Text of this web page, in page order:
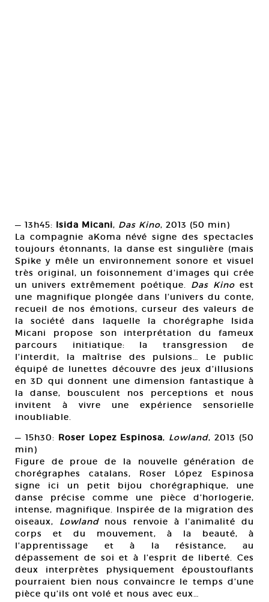
— 13h45: Isida Micani, Das Kino, 2013 (50 min)
La compagnie aKoma névé signe des spectacles
toujours étonnants, la danse est singulière (mais
Spike y mêle un environnement sonore et visuel
très original, un foisonnement d’images qui crée
un univers extrêmement poétique. Das Kino est
une magnifique plongée dans l’univers du conte,
recueil de nos émotions, curseur des valeurs de
la société dans laquelle la chorégraphe Isida
Micani propose son interprétation du fameux
parcours initiatique: la transgression de
l’interdit, la maîtrise des pulsions… Le public
équipé de lunettes découvre des jeux d’illusions
en 3D qui donnent une dimension fantastique à
la danse, bousculent nos perceptions et nous
invitent à vivre une expérience sensorielle
inoubliable.
— 15h30: Roser Lopez Espinosa, Lowland, 2013 (50
min)
Figure de proue de la nouvelle génération de
chorégraphes catalans, Roser López Espinosa
signe ici un petit bijou chorégraphique, une
danse précise comme une pièce d’horlogerie,
intense, magnifique. Inspirée de la migration des
oiseaux, Lowlandnous renvoie à l’animalité du
corps et du mouvement, à la beauté, à
l’apprentissage et à la résistance, au
dépassement de soi et à l’esprit de liberté. Ces
deux interprètes physiquement époustouflants
pourraient bien nous convaincre le temps d’une
pièce qu’ils ont volé et nous avec eux…